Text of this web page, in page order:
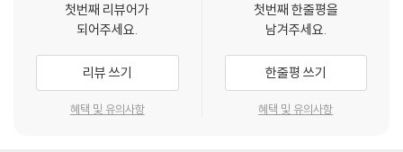
줘!” 하고 울부짖으며 내 팔을 놓지 않았다. 나는 공포로 거의 정신이 나갈
---「폭풍의 언덕」중에서
“내가 히스클리프를 사랑하는 건 그 애가 잘생겨서가 아니야, 넬리. 그건
히스클리프가 나보다 더 나 같아서야. 우리 영혼이 무엇으로 만들어졌건,
버려진 소년 히스클리프는 캐서린의 아버지인 언쇼 씨의 눈에 띄어 이들
가족의 울타리 안에서 함께 성장한다. 히스클리프와 캐서린은 떼려야 뗄
수 없는 관계가 되지만, 신분과 재산이라는 장벽은 그들을 갈라놓는다. 캐
서린과 함께할 수 없다는 절망감, 자신을 냉대하는 이들에 대한 분노에 사
로잡혀 히스클리프는 점차 괴물이 되어간다. 그리고 그가 홀연히 집을 떠
첫번째 리뷰어가
되어주세요.
리뷰 쓰기
혜택 및 유의사항
첫번째 한줄평을
남겨주세요.
한줄평 쓰기
혜택 및 유의사항